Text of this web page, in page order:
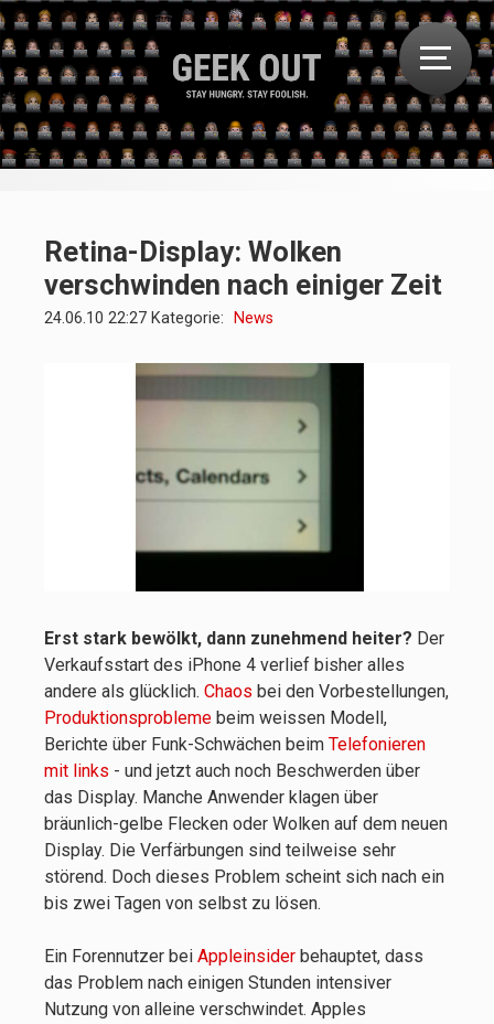
Retina-Display: Wolken
verschwinden nach einiger Zeit
24.06.10 22:27 Kategorie: News
Erst stark bewölkt, dann zunehmend heiter? Der
Verkaufsstart des iPhone 4 verlief bisher alles
andere als glücklich. Chaos bei den Vorbestellungen,
Produktionsprobleme beim weissen Modell,
Berichte über Funk-Schwächen beim Telefonieren
mit links - und jetzt auch noch Beschwerden über
das Display. Manche Anwender klagen über
bräunlich-gelbe Flecken oder Wolken auf dem neuen
Display. Die Verfärbungen sind teilweise sehr
störend. Doch dieses Problem scheint sich nach ein
bis zwei Tagen von selbst zu lösen.
Ein Forennutzer bei Appleinsider behauptet, dass
das Problem nach einigen Stunden intensiver
Nutzung von alleine verschwindet. Apples